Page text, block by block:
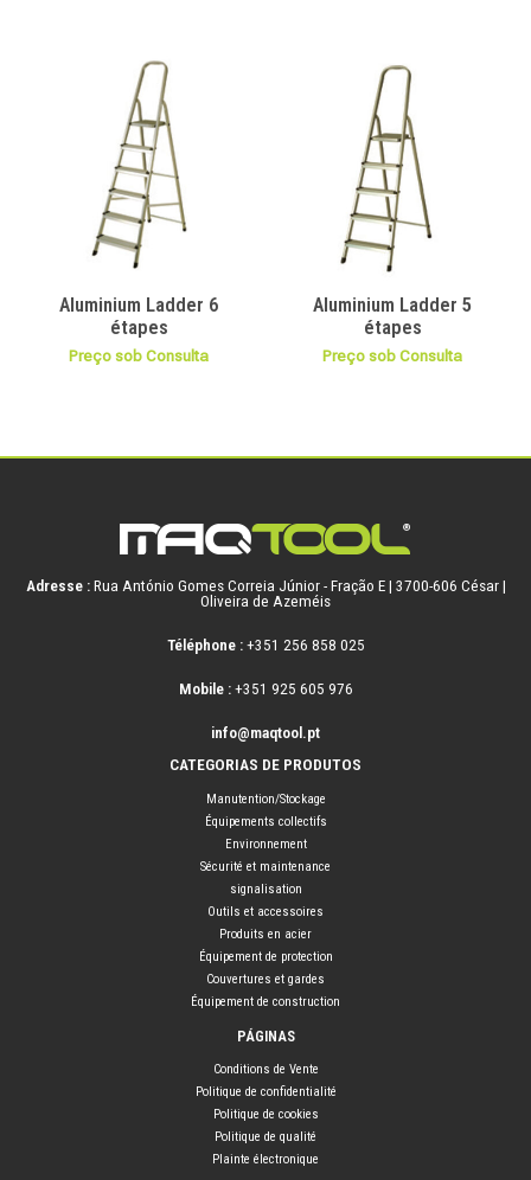
Aluminium Ladder 6
étapes
Preço sob Consulta
Aluminium Ladder 5
étapes
Preço sob Consulta
Adresse :Rua António Gomes Correia Júnior - Fração E | 3700-606 César |
Oliveira de Azeméis
Téléphone :+351 256 858 025
Mobile :+351 925 605 976
info@maqtool.pt
CATEGORIAS DE PRODUTOS
Manutention/Stockage
Équipements collectifs
Environnement
Sécurité et maintenance
signalisation
Outils et accessoires
Produits en acier
Équipement de protection
Couvertures et gardes
Équipement de construction
PÁGINAS
Conditions de Vente
Politique de confidentialité
Politique de cookies
Politique de qualité
Plainte électronique